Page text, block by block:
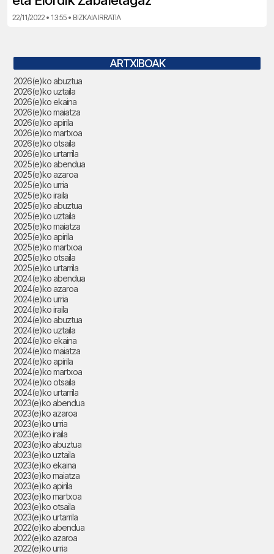
22/11/2022 • 13:55 • BIZKAIA IRRATIA
ARTXIBOAK
2026(e)ko abuztua
2026(e)ko uztaila
2026(e)ko ekaina
2026(e)ko maiatza
2026(e)ko apirila
2026(e)ko martxoa
2026(e)ko otsaila
2026(e)ko urtarrila
2025(e)ko abendua
2025(e)ko azaroa
2025(e)ko urria
2025(e)ko iraila
2025(e)ko abuztua
2025(e)ko uztaila
2025(e)ko maiatza
2025(e)ko apirila
2025(e)ko martxoa
2025(e)ko otsaila
2025(e)ko urtarrila
2024(e)ko abendua
2024(e)ko azaroa
2024(e)ko urria
2024(e)ko iraila
2024(e)ko abuztua
2024(e)ko uztaila
2024(e)ko ekaina
2024(e)ko maiatza
2024(e)ko apirila
2024(e)ko martxoa
2024(e)ko otsaila
2024(e)ko urtarrila
2023(e)ko abendua
2023(e)ko azaroa
2023(e)ko urria
2023(e)ko iraila
2023(e)ko abuztua
2023(e)ko uztaila
2023(e)ko ekaina
2023(e)ko maiatza
2023(e)ko apirila
2023(e)ko martxoa
2023(e)ko otsaila
2023(e)ko urtarrila
2022(e)ko abendua
2022(e)ko azaroa
2022(e)ko urria